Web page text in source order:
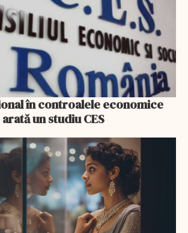
în controalele economice
un studiu CES